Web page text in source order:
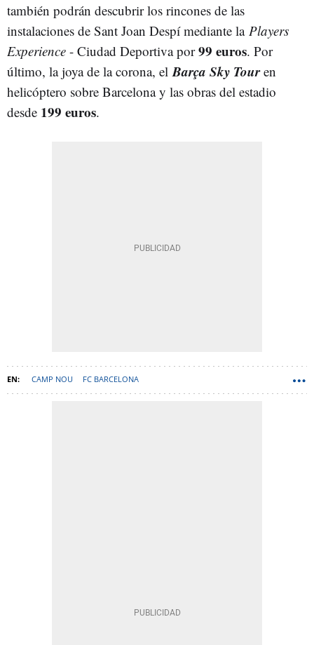
también podrán descubrir los rincones de las
instalaciones de Sant Joan Despí mediante la Players
Experience - Ciudad Deportiva por99 euros. Por
último, la joya de la corona, el Barça Sky Touren
helicóptero sobre Barcelona y las obras del estadio
desde 199 euros.
CAMP NOU FC BARCELONA